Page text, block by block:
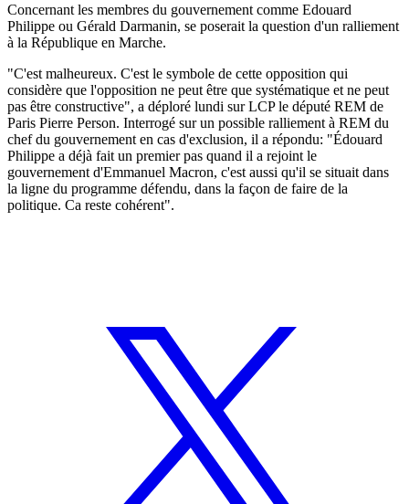
Concernant les membres du gouvernement comme Edouard
Philippe ou Gérald Darmanin, se poserait la question d'un ralliement
à la République en Marche.
"C'est malheureux. C'est le symbole de cette opposition qui
considère que l'opposition ne peut être que systématique et ne peut
pas être constructive", a déploré lundi sur LCP le député REM de
Paris Pierre Person. Interrogé sur un possible ralliement à REM du
chef du gouvernement en cas d'exclusion, il a répondu: "Édouard
Philippe a déjà fait un premier pas quand il a rejoint le
gouvernement d'Emmanuel Macron, c'est aussi qu'il se situait dans
la ligne du programme défendu, dans la façon de faire de la
politique. Ca reste cohérent".